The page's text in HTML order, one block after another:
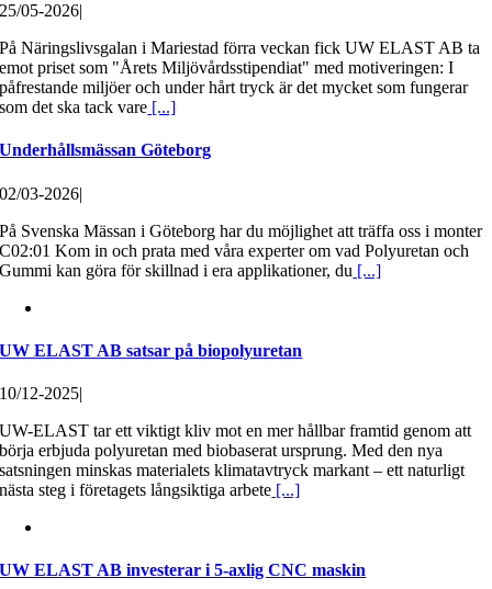
25/05-2026|
På Näringslivsgalan i Mariestad förra veckan fick UW ELAST AB ta
emot priset som "Årets Miljövårdsstipendiat" med motiveringen: I
påfrestande miljöer och under hårt tryck är det mycket som fungerar
som det ska tack vare [...]
Underhållsmässan Göteborg
02/03-2026|
På Svenska Mässan i Göteborg har du möjlighet att träffa oss i monter
C02:01 Kom in och prata med våra experter om vad Polyuretan och
Gummi kan göra för skillnad i era applikationer, du [...]
UW ELAST AB satsar på biopolyuretan
10/12-2025|
UW-ELAST tar ett viktigt kliv mot en mer hållbar framtid genom att
börja erbjuda polyuretan med biobaserat ursprung. Med den nya
satsningen minskas materialets klimatavtryck markant – ett naturligt
nästa steg i företagets långsiktiga arbete [...]
UW ELAST AB investerar i 5-axlig CNC maskin